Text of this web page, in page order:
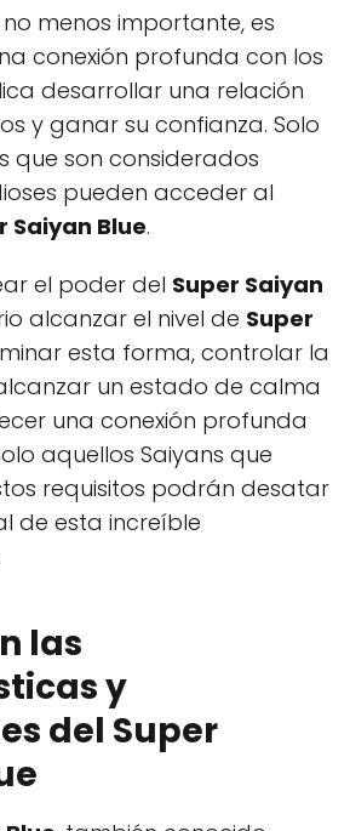
menos importante, es
conexión profunda con los
desarrollar una relación
y ganar su confianza. Solo
que son considerados
pueden acceder al
Saiyan Blue.
el poder del Super Saiyan
alcanzar el nivel de Super
esta forma, controlar la
un estado de calma
una conexión profunda
aquellos Saiyans que
requisitos podrán desatar
de esta increíble
las
y
del Super